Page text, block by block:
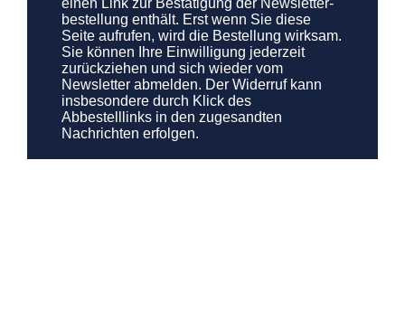
einen Link zur Bestätigung der Newsletter­
bestellung enthält. Erst wenn Sie diese
Seite aufrufen, wird die Bestellung wirksam.
Sie können Ihre Ein­willi­gung jederzeit
zurückziehen und sich wieder vom
Newsletter abmelden. Der Widerruf kann
insbesondere durch Klick des
Abbestelllinks in den zugesandten
Nachrichten erfolgen.